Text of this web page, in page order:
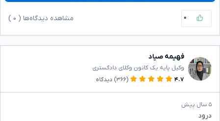
۰ مشاهده دیدگاه‌ها ( ۰
فهیمه صیاد
وکیل پایه یک کانون وکلای دادگستری
۴.۷
(۳۶۶) دیدگاه
۵ سال پیش
درود